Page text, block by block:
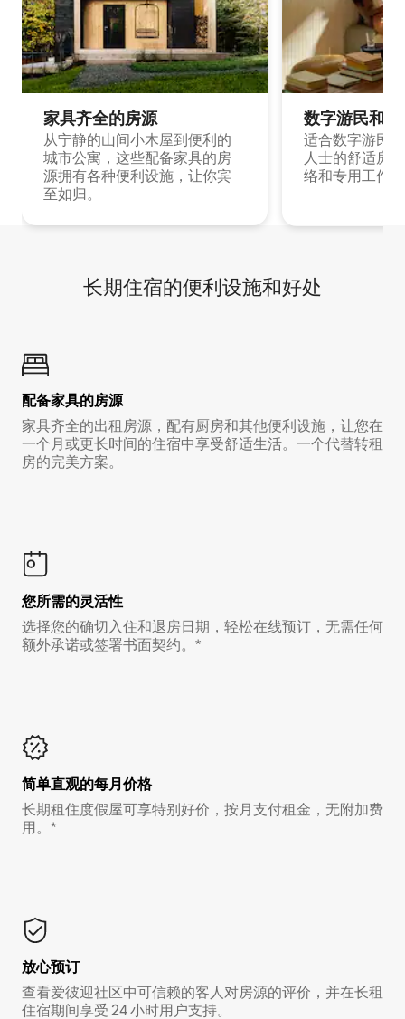
家具齐全的房源
从宁静的山间小木屋到便利的
城市公寓，这些配备家具的房
源拥有各种便利设施，让你宾
至如归。
数字游民和
适合数字游民
人士的舒适房
络和专用工作
长期住宿的便利设施和好处
配备家具的房源
家具齐全的出租房源，配有厨房和其他便利设施，让您在
一个月或更长时间的住宿中享受舒适生活。一个代替转租
房的完美方案。
您所需的灵活性
选择您的确切入住和退房日期，轻松在线预订，无需任何
额外承诺或签署书面契约。*
简单直观的每月价格
长期租住度假屋可享特别好价，按月支付租金，无附加费
用。*
放心预订
查看爱彼迎社区中可信赖的客人对房源的评价，并在长租
住宿期间享受 24 小时用户支持。